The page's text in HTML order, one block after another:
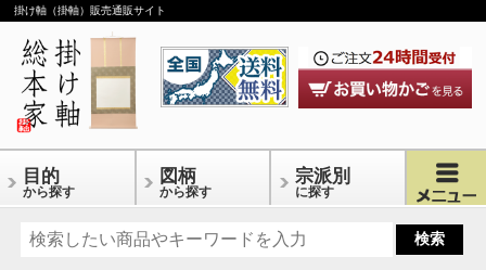
掛け軸（掛軸）販売通販サイト
目的
から探す
図柄
から探す
宗派別
に探す